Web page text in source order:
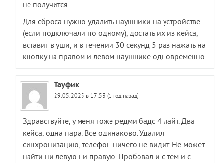
не получится.
Для сброса нужно удалить наушники на устройстве
(если подключали по одному), достать их из кейса,
вставит в уши, и в течении 30 секунд 5 раз нажать на
кнопку на правом и левом наушнике одновременно.
Тауфик
29.05.2025 в 17:53 (1 год назад)
Здравствуйте, у меня тоже редми бадс 4 лайт. Два
кейса, одна пара. Все одинаково. Удалил
синхронизацию, телефон ничего не видит. Не может
найти ни левую ни правую. Пробовал и с тем и с